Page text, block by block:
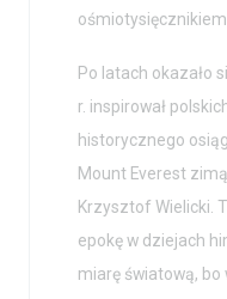
Po latach okazało
r. inspirował
historycznego
Mount Everest
Krzysztof Wielicki.
epokę w dziejach
miarę światową,